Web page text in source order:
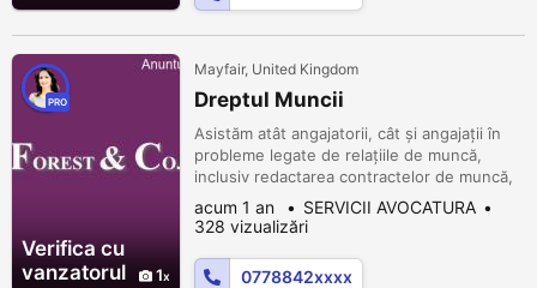
Verifica cu
vanzatorul
1
PRO
Mayfair, United Kingdom
Dreptul Muncii
Asistăm atât angajatorii, cât și angajații în
probleme legate de relațiile de muncă,
inclusiv redactarea contractelor de muncă,
rezolvarea disputelor de muncă și
consultanță privind legislația muncii.
acum 1 an
SERVICII AVOCATURA
328 vizualizări
0778842xxxx